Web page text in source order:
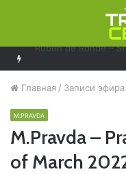
Главная / Записи эфира
M.PRAVDA
M.Pravda –
of March